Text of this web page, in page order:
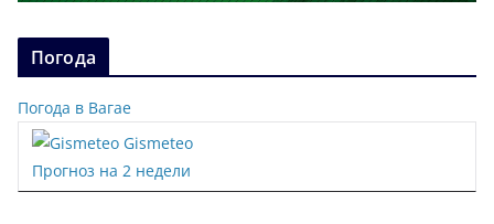
Погода
Погода в Вагае
Gismeteo
Прогноз на 2 недели